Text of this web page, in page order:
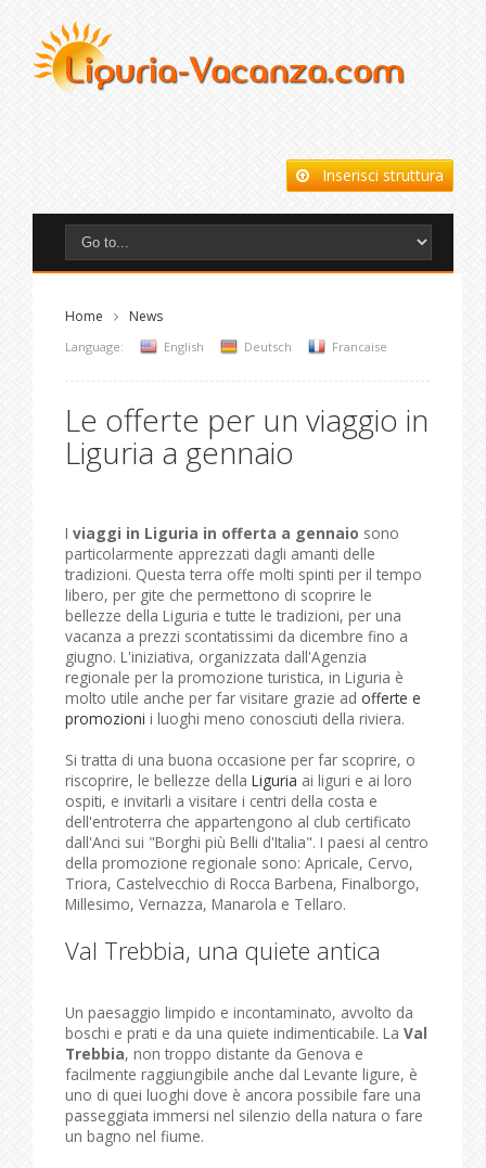
Inserisci struttura
Home News
Language: English Deutsch Francaise
Le offerte per un viaggio in
Liguria a gennaio
I viaggi in Liguria in offerta a gennaio sono
particolarmente apprezzati dagli amanti delle
tradizioni. Questa terra offe molti spinti per il tempo
libero, per gite che permettono di scoprire le
bellezze della Liguria e tutte le tradizioni, per una
vacanza a prezzi scontatissimi da dicembre fino a
giugno. L'iniziativa, organizzata dall'Agenzia
regionale per la promozione turistica, in Liguria è
molto utile anche per far visitare grazie ad offerte e
promozioni i luoghi meno conosciuti della riviera.
Si tratta di una buona occasione per far scoprire, o
riscoprire, le bellezze della Liguria ai liguri e ai loro
ospiti, e invitarli a visitare i centri della costa e
dell'entroterra che appartengono al club certificato
dall'Anci sui "Borghi più Belli d'Italia". I paesi al centro
della promozione regionale sono: Apricale, Cervo,
Triora, Castelvecchio di Rocca Barbena, Finalborgo,
Millesimo, Vernazza, Manarola e Tellaro.
Val Trebbia, una quiete antica
Un paesaggio limpido e incontaminato, avvolto da
boschi e prati e da una quiete indimenticabile. La Val
Trebbia, non troppo distante da Genova e
facilmente raggiungibile anche dal Levante ligure, è
uno di quei luoghi dove è ancora possibile fare una
passeggiata immersi nel silenzio della natura o fare
un bagno nel fiume.